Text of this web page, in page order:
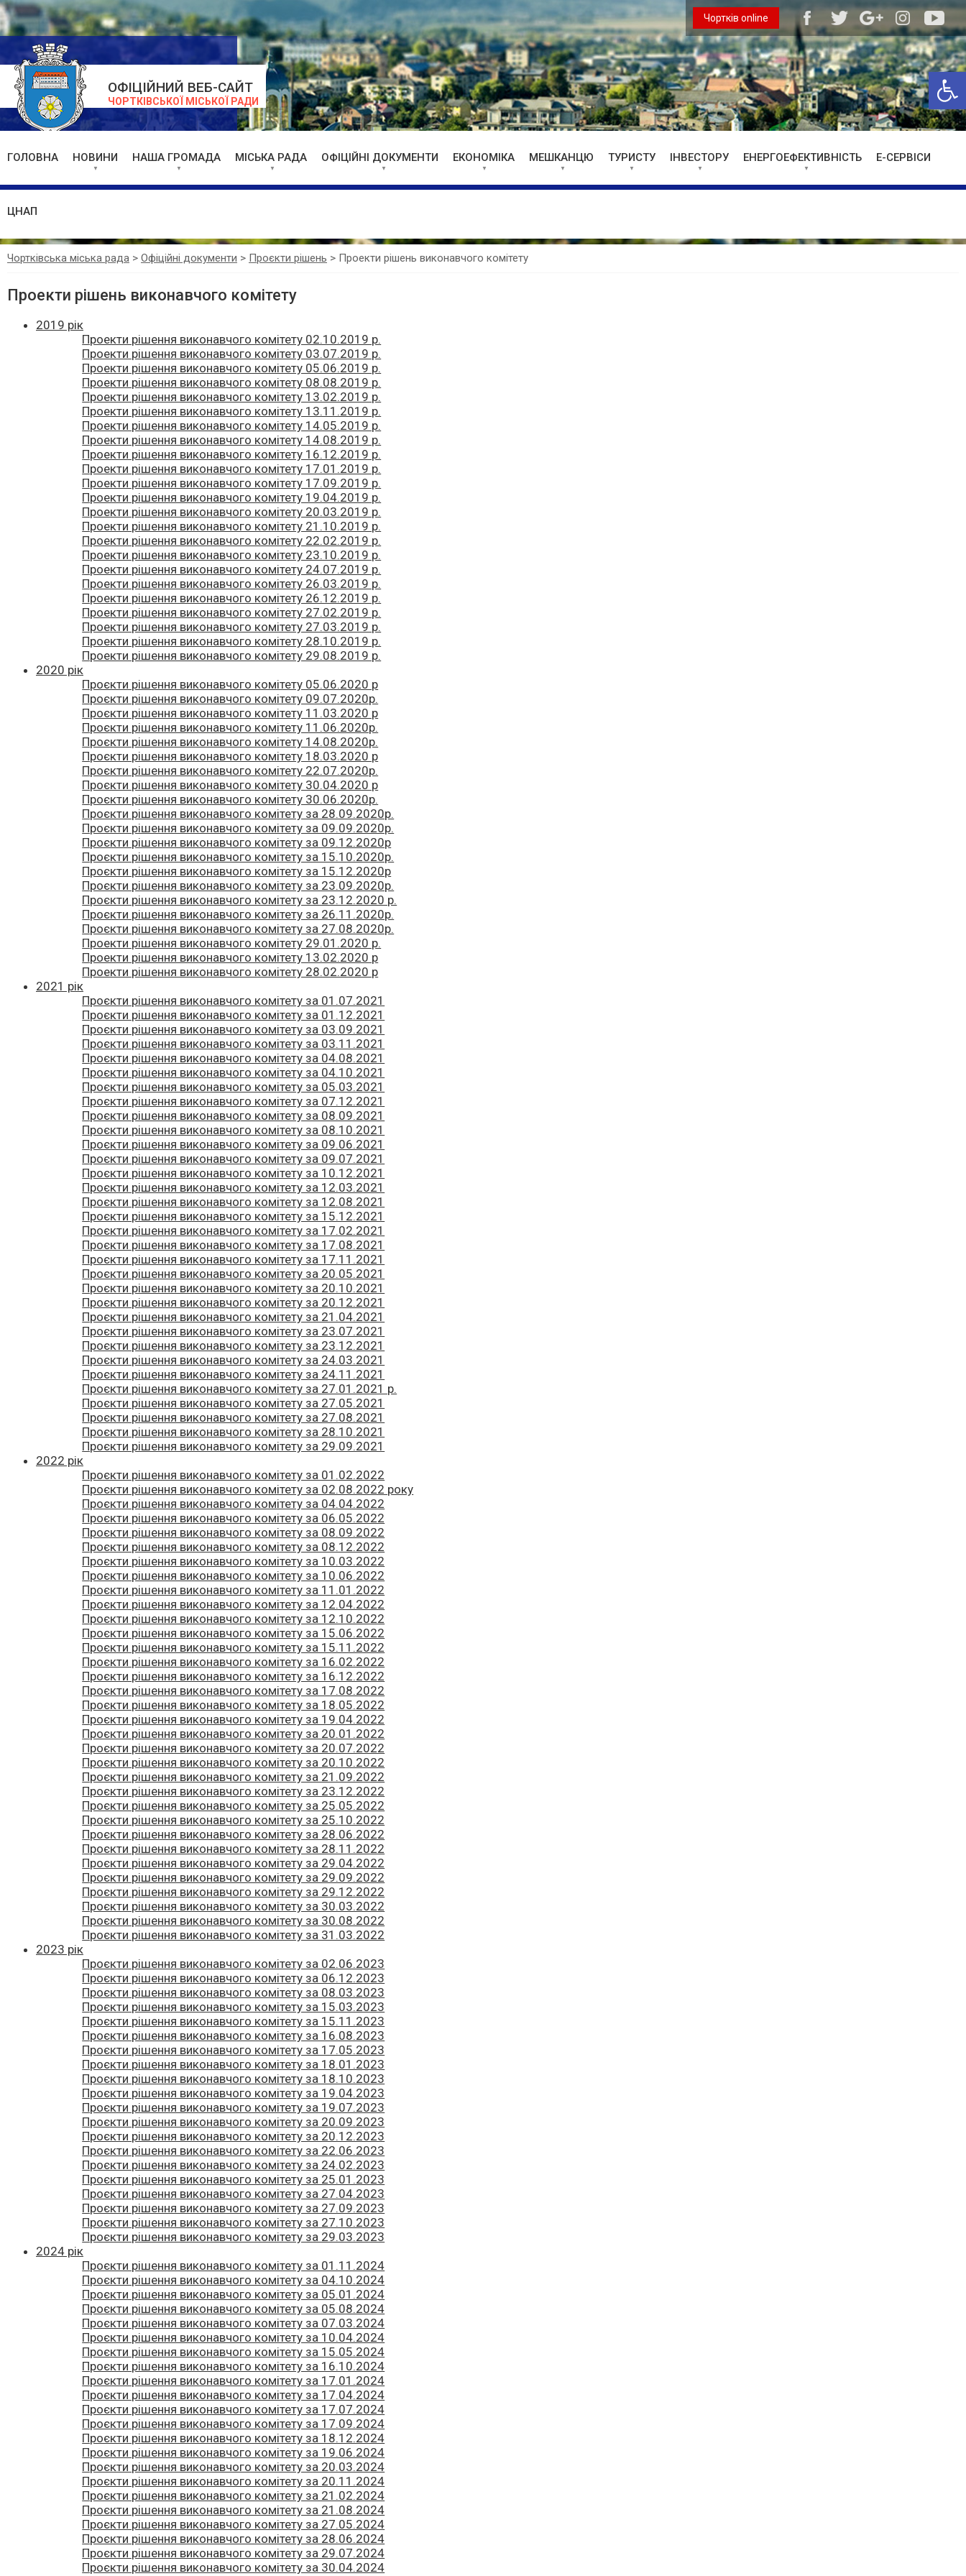
ОФІЦІЙНИЙ ВЕБ-САЙТ
ЧОРТКІВСЬКОЇ МІСЬКОЇ РАДИ
Чортків online
ГОЛОВНА НОВИНИ НАША ГРОМАДА МІСЬКА РАДА ОФІЦІЙНІ ДОКУМЕНТИ ЕКОНОМІКА МЕШКАНЦЮ ТУРИСТУ ІНВЕСТОРУ ЕНЕРГОЕФЕКТИВНІСТЬ Е-СЕРВІСИ
ЦНАП
Чортківська міська рада > Офіційні документи > Проєкти рішень > Проекти рішень виконавчого комітету
Проекти рішень виконавчого комітету
2019 рік
Проекти рішення виконавчого комітету 02.10.2019 р.
Проекти рішення виконавчого комітету 03.07.2019 р.
Проекти рішення виконавчого комітету 05.06.2019 р.
Проекти рішення виконавчого комітету 08.08.2019 р.
Проекти рішення виконавчого комітету 13.02.2019 р.
Проекти рішення виконавчого комітету 13.11.2019 р.
Проекти рішення виконавчого комітету 14.05.2019 р.
Проекти рішення виконавчого комітету 14.08.2019 р.
Проекти рішення виконавчого комітету 16.12.2019 р.
Проекти рішення виконавчого комітету 17.01.2019 р.
Проекти рішення виконавчого комітету 17.09.2019 р.
Проекти рішення виконавчого комітету 19.04.2019 р.
Проекти рішення виконавчого комітету 20.03.2019 р.
Проекти рішення виконавчого комітету 21.10.2019 р.
Проекти рішення виконавчого комітету 22.02.2019 р.
Проекти рішення виконавчого комітету 23.10.2019 р.
Проекти рішення виконавчого комітету 24.07.2019 р.
Проекти рішення виконавчого комітету 26.03.2019 р.
Проекти рішення виконавчого комітету 26.12.2019 р.
Проекти рішення виконавчого комітету 27.02.2019 р.
Проекти рішення виконавчого комітету 27.03.2019 р.
Проекти рішення виконавчого комітету 28.10.2019 р.
Проекти рішення виконавчого комітету 29.08.2019 р.
2020 рік
Проєкти рішення виконавчого комітету 05.06.2020 р
Проєкти рішення виконавчого комітету 09.07.2020р.
Проєкти рішення виконавчого комітету 11.03.2020 р
Проєкти рішення виконавчого комітету 11.06.2020р.
Проєкти рішення виконавчого комітету 14.08.2020р.
Проєкти рішення виконавчого комітету 18.03.2020 р
Проєкти рішення виконавчого комітету 22.07.2020р.
Проєкти рішення виконавчого комітету 30.04.2020 р
Проєкти рішення виконавчого комітету 30.06.2020р.
Проєкти рішення виконавчого комітету за 28.09.2020р.
Проєкти рішення виконавчого комітету за 09.09.2020р.
Проєкти рішення виконавчого комітету за 09.12.2020р
Проєкти рішення виконавчого комітету за 15.10.2020р.
Проєкти рішення виконавчого комітету за 15.12.2020р
Проєкти рішення виконавчого комітету за 23.09.2020р.
Проєкти рішення виконавчого комітету за 23.12.2020 р.
Проєкти рішення виконавчого комітету за 26.11.2020р.
Проєкти рішення виконавчого комітету за 27.08.2020р.
Проекти рішення виконавчого комітету 29.01.2020 р.
Проекти рішення виконавчого комітету 13.02.2020 р
Проекти рішення виконавчого комітету 28.02.2020 р
2021 рік
Проєкти рішення виконавчого комітету за 01.07.2021
Проєкти рішення виконавчого комітету за 01.12.2021
Проєкти рішення виконавчого комітету за 03.09.2021
Проєкти рішення виконавчого комітету за 03.11.2021
Проєкти рішення виконавчого комітету за 04.08.2021
Проєкти рішення виконавчого комітету за 04.10.2021
Проєкти рішення виконавчого комітету за 05.03.2021
Проєкти рішення виконавчого комітету за 07.12.2021
Проєкти рішення виконавчого комітету за 08.09.2021
Проєкти рішення виконавчого комітету за 08.10.2021
Проєкти рішення виконавчого комітету за 09.06.2021
Проєкти рішення виконавчого комітету за 09.07.2021
Проєкти рішення виконавчого комітету за 10.12.2021
Проєкти рішення виконавчого комітету за 12.03.2021
Проєкти рішення виконавчого комітету за 12.08.2021
Проєкти рішення виконавчого комітету за 15.12.2021
Проєкти рішення виконавчого комітету за 17.02.2021
Проєкти рішення виконавчого комітету за 17.08.2021
Проєкти рішення виконавчого комітету за 17.11.2021
Проєкти рішення виконавчого комітету за 20.05.2021
Проєкти рішення виконавчого комітету за 20.10.2021
Проєкти рішення виконавчого комітету за 20.12.2021
Проєкти рішення виконавчого комітету за 21.04.2021
Проєкти рішення виконавчого комітету за 23.07.2021
Проєкти рішення виконавчого комітету за 23.12.2021
Проєкти рішення виконавчого комітету за 24.03.2021
Проєкти рішення виконавчого комітету за 24.11.2021
Проєкти рішення виконавчого комітету за 27.01.2021 р.
Проєкти рішення виконавчого комітету за 27.05.2021
Проєкти рішення виконавчого комітету за 27.08.2021
Проєкти рішення виконавчого комітету за 28.10.2021
Проєкти рішення виконавчого комітету за 29.09.2021
2022 рік
Проєкти рішення виконавчого комітету за 01.02.2022
Проєкти рішення виконавчого комітету за 02.08.2022 року
Проєкти рішення виконавчого комітету за 04.04.2022
Проєкти рішення виконавчого комітету за 06.05.2022
Проєкти рішення виконавчого комітету за 08.09.2022
Проєкти рішення виконавчого комітету за 08.12.2022
Проєкти рішення виконавчого комітету за 10.03.2022
Проєкти рішення виконавчого комітету за 10.06.2022
Проєкти рішення виконавчого комітету за 11.01.2022
Проєкти рішення виконавчого комітету за 12.04.2022
Проєкти рішення виконавчого комітету за 12.10.2022
Проєкти рішення виконавчого комітету за 15.06.2022
Проєкти рішення виконавчого комітету за 15.11.2022
Проєкти рішення виконавчого комітету за 16.02.2022
Проєкти рішення виконавчого комітету за 16.12.2022
Проєкти рішення виконавчого комітету за 17.08.2022
Проєкти рішення виконавчого комітету за 18.05.2022
Проєкти рішення виконавчого комітету за 19.04.2022
Проєкти рішення виконавчого комітету за 20.01.2022
Проєкти рішення виконавчого комітету за 20.07.2022
Проєкти рішення виконавчого комітету за 20.10.2022
Проєкти рішення виконавчого комітету за 21.09.2022
Проєкти рішення виконавчого комітету за 23.12.2022
Проєкти рішення виконавчого комітету за 25.05.2022
Проєкти рішення виконавчого комітету за 25.10.2022
Проєкти рішення виконавчого комітету за 28.06.2022
Проєкти рішення виконавчого комітету за 28.11.2022
Проєкти рішення виконавчого комітету за 29.04.2022
Проєкти рішення виконавчого комітету за 29.09.2022
Проєкти рішення виконавчого комітету за 29.12.2022
Проєкти рішення виконавчого комітету за 30.03.2022
Проєкти рішення виконавчого комітету за 30.08.2022
Проєкти рішення виконавчого комітету за 31.03.2022
2023 рік
Проєкти рішення виконавчого комітету за 02.06.2023
Проєкти рішення виконавчого комітету за 06.12.2023
Проєкти рішення виконавчого комітету за 08.03.2023
Проєкти рішення виконавчого комітету за 15.03.2023
Проєкти рішення виконавчого комітету за 15.11.2023
Проєкти рішення виконавчого комітету за 16.08.2023
Проєкти рішення виконавчого комітету за 17.05.2023
Проєкти рішення виконавчого комітету за 18.01.2023
Проєкти рішення виконавчого комітету за 18.10.2023
Проєкти рішення виконавчого комітету за 19.04.2023
Проєкти рішення виконавчого комітету за 19.07.2023
Проєкти рішення виконавчого комітету за 20.09.2023
Проєкти рішення виконавчого комітету за 20.12.2023
Проєкти рішення виконавчого комітету за 22.06.2023
Проєкти рішення виконавчого комітету за 24.02.2023
Проєкти рішення виконавчого комітету за 25.01.2023
Проєкти рішення виконавчого комітету за 27.04.2023
Проєкти рішення виконавчого комітету за 27.09.2023
Проєкти рішення виконавчого комітету за 27.10.2023
Проєкти рішення виконавчого комітету за 29.03.2023
2024 рік
Проєкти рішення виконавчого комітету за 01.11.2024
Проєкти рішення виконавчого комітету за 04.10.2024
Проєкти рішення виконавчого комітету за 05.01.2024
Проєкти рішення виконавчого комітету за 05.08.2024
Проєкти рішення виконавчого комітету за 07.03.2024
Проєкти рішення виконавчого комітету за 10.04.2024
Проєкти рішення виконавчого комітету за 15.05.2024
Проєкти рішення виконавчого комітету за 16.10.2024
Проєкти рішення виконавчого комітету за 17.01.2024
Проєкти рішення виконавчого комітету за 17.04.2024
Проєкти рішення виконавчого комітету за 17.07.2024
Проєкти рішення виконавчого комітету за 17.09.2024
Проєкти рішення виконавчого комітету за 18.12.2024
Проєкти рішення виконавчого комітету за 19.06.2024
Проєкти рішення виконавчого комітету за 20.03.2024
Проєкти рішення виконавчого комітету за 20.11.2024
Проєкти рішення виконавчого комітету за 21.02.2024
Проєкти рішення виконавчого комітету за 21.08.2024
Проєкти рішення виконавчого комітету за 27.05.2024
Проєкти рішення виконавчого комітету за 28.06.2024
Проєкти рішення виконавчого комітету за 29.07.2024
Проєкти рішення виконавчого комітету за 30.04.2024